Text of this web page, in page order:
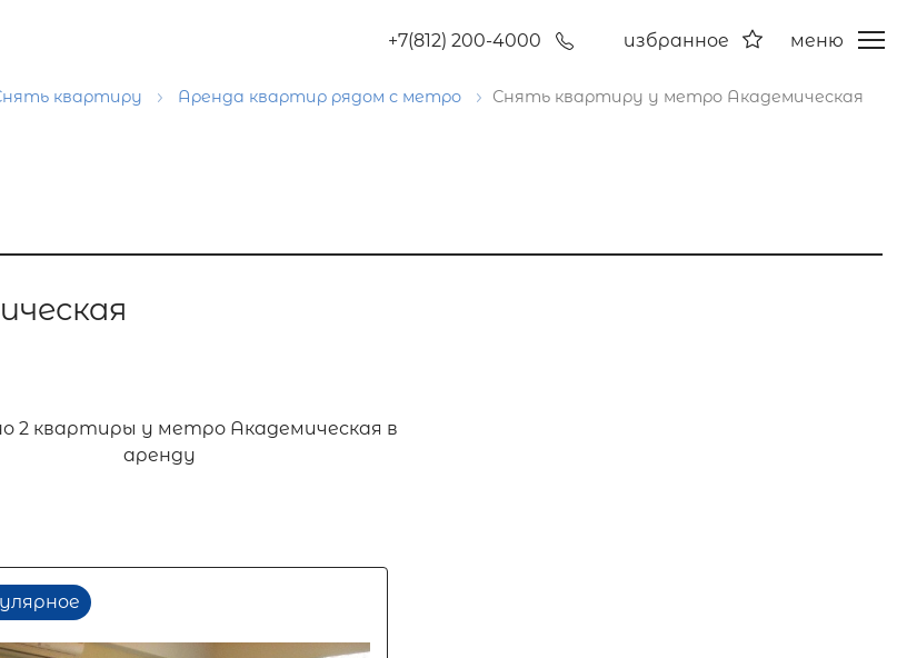
+7(812) 200-4000 избранное меню
квартиру Аренда квартир рядом с метро Снять квартиру у метро Академическая
2 квартиры у метро Академическая в
аренду